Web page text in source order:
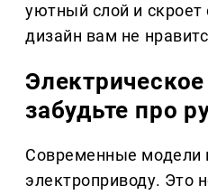
уютный слой и скроет
дизайн вам не
забудьте про
Современные модели
электроприводу. Это